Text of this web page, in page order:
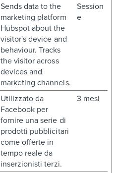
Sends data to the
marketing platform
Hubspot about the
visitor's device and
behaviour. Tracks
the visitor across
devices and
marketing channels.
Session
e
Utilizzato da
Facebook per
fornire una serie di
prodotti pubblicitari
come offerte in
tempo reale da
inserzionisti terzi.
3 mesi